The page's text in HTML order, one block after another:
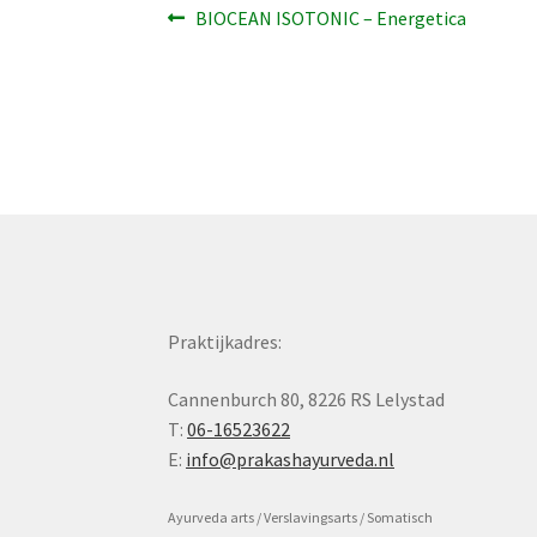
Bericht
Vorig
BIOCEAN ISOTONIC – Energetica
Praktijkadres:
Cannenburch 80, 8226 RS Lelystad
T:06-16523622
E: info@prakashayurveda.nl
Ayurveda arts / Verslavingsarts / Somatisch